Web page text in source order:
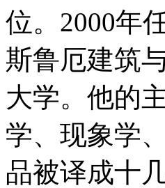
位。2000年
斯鲁厄建筑
大学。他的
学、现象学
品被译成十